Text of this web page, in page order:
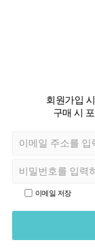
회원가입
구매 시
이메일 저장